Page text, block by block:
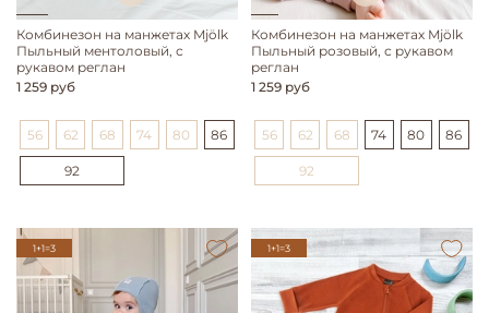
Комбинезон на манжетах Mjölk
Пыльный ментоловый, с
рукавом реглан
1 259 руб
56 62 68 74 80 86
92
Комбинезон на манжетах Mjölk
Пыльный розовый, с рукавом
реглан
1 259 руб
56 62 68 74 80 86
92
1+1=3 1+1=3